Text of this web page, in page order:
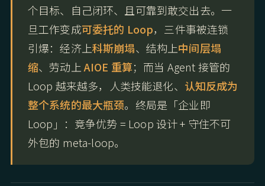
个目标、自己闭环、且可靠到敢交出去。一
旦工作变成可委托的 Loop，三件事被连锁
引爆：经济上科斯崩塌、结构上中间层塌
缩、劳动上 AIOE 重算；而当 Agent 接管的
Loop 越来越多，人类技能退化、 认知反成为
整个系统的最大瓶颈。终局是「企业即
Loop」：竞争优势 = Loop 设计 + 守住不可
外包的 meta-loop。